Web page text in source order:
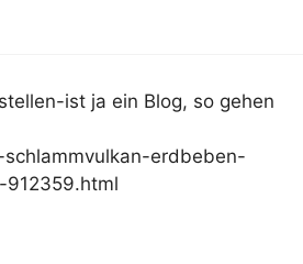
ist ja ein Blog, so gehen
erdbeben-